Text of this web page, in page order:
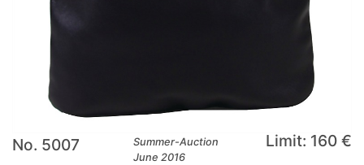
No. 5007
Summer-Auction
June 2016
Limit: 160 €